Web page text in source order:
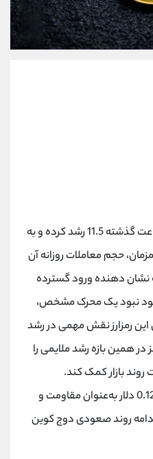
طی 24 ساعت گذشته 11.5 رشد کرده و به
همزمان، حجم معاملات روزانه آن
که نشان دهنده ورود گسترده
وجود نبود یک محرک مشخص،
این رمزارز نقش مهمی در رشد
همین بازه رشد ملایمی را
روند بازار کمک کند.
تحلیلگران معتقدند حفظ سطح 0.12 دلار به‌عنوان مقاومت و
ادامه روند صعودی دوج کوین
09927779040
شروع گفتگو
@Armteam_admin_por
021-22021030
90001030
@alireza.mehrabii
@alirezamehrabi_com